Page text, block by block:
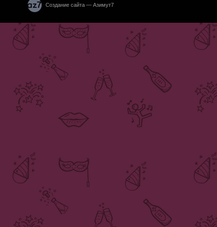
Создание сайта — Азимут7